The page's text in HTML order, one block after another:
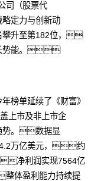
司（股票代
定力与创新动
升至第182位，
长势能。
单延续了《财富》
上市及非上市企
势。数据显
万亿美元，约
净利润实现7564亿
体盈利能力持续提